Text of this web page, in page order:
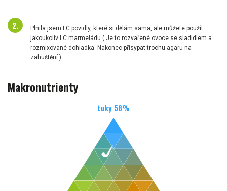
Plnila jsem LC povidly, které si dělám sama, ale můžete použít
jakoukoliv LC marmeládu.( Je to rozvařené ovoce se sladidlem a
rozmixované dohladka. Nakonec přisypat trochu agaru na
zahuštění.)
Makronutrienty
tuky 58%